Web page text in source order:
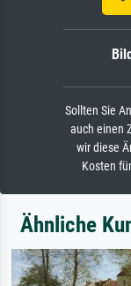
Sollten Sie
auch einen
wir diese
Kosten
Ähnliche